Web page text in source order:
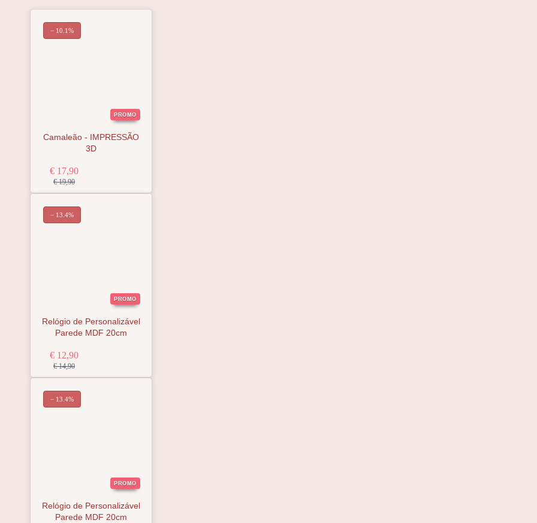
PROMO
Camaleão - IMPRESSÃO
3D
€ 17,90
€ 19,90
− 10.1%
PROMO
Relógio de Personalizável
Parede MDF 20cm
€ 12,90
€ 14,90
− 13.4%
PROMO
Relógio de Personalizável
Parede MDF 20cm
− 13.4%